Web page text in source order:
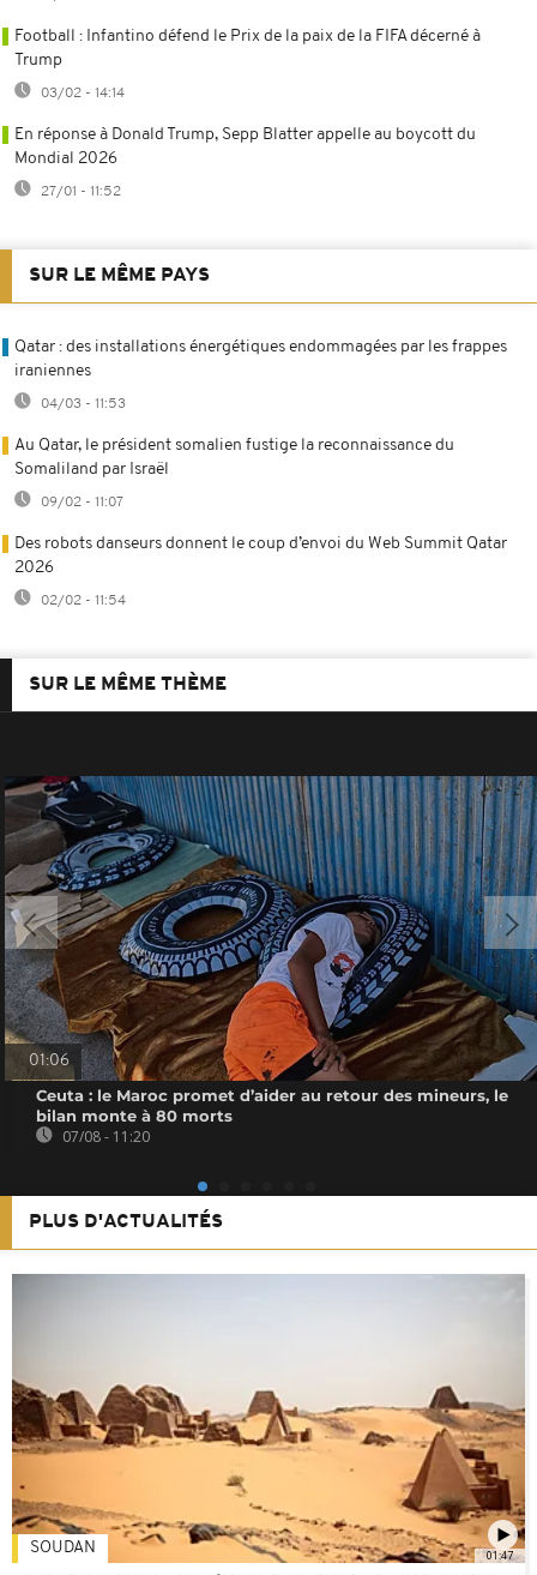
Football : Infantino défend le Prix de la paix de la FIFA décerné à
Trump
03/02 - 14:14
En réponse à Donald Trump, Sepp Blatter appelle au boycott du
Mondial 2026
27/01 - 11:52
SUR LE MÊME PAYS
Qatar : des installations énergétiques endommagées par les frappes
iraniennes
04/03 - 11:53
Au Qatar, le président somalien fustige la reconnaissance du
Somaliland par Israël
09/02 - 11:07
Des robots danseurs donnent le coup d’envoi du Web Summit Qatar
2026
02/02 - 11:54
SUR LE MÊME THÈME
01:06
Ceuta : le Maroc promet d’aider au retour des mineurs, le
bilan monte à 80 morts
07/08 - 11:20
PLUS D'ACTUALITÉS
01:47
SOUDAN